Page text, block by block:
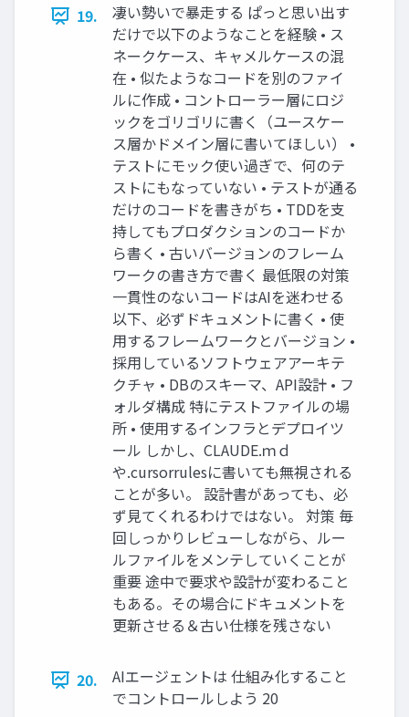
19.
凄い勢いで暴走する ぱっと思い出す
だけで以下のようなことを経験 • ス
ネークケース、キャメルケースの混
在 • 似たようなコードを別のファイ
ルに作成 • コントローラー層にロジ
ックをゴリゴリに書く（ユースケー
ス層かドメイン層に書いてほしい） •
テストにモック使い過ぎで、何のテ
ストにもなっていない • テストが通る
だけのコードを書きがち • TDDを支
持してもプロダクションのコードか
ら書く • 古いバージョンのフレーム
ワークの書き方で書く 最低限の対策
一貫性のないコードはAIを迷わせる
以下、必ずドキュメントに書く • 使
用するフレームワークとバージョン •
採用しているソフトウェアアーキテ
クチャ • DBのスキーマ、API設計 • フ
ォルダ構成 特にテストファイルの場
所 • 使用するインフラとデプロイツ
ール しかし、CLAUDE.ｍｄ
や.cursorrulesに書いても無視される
ことが多い。 設計書があっても、必
ず見てくれるわけではない。 対策 毎
回しっかりレビューしながら、ルー
ルファイルをメンテしていくことが
重要 途中で要求や設計が変わること
もある。その場合にドキュメントを
更新させる＆古い仕様を残さない
20.
AIエージェントは 仕組み化すること
でコントロールしよう 20